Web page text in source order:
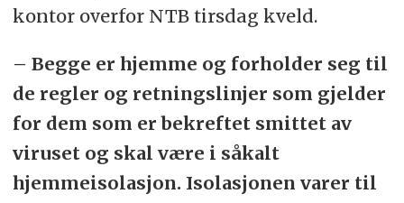
kontor overfor NTB tirsdag kveld.
– Begge er hjemme og forholder seg til
de regler og retningslinjer som gjelder
for dem som er bekreftet smittet av
viruset og skal være i såkalt
hjemmeisolasjon. Isolasjonen varer til